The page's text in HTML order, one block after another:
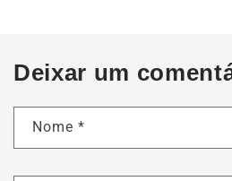
Deixar um
Nome *